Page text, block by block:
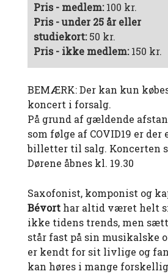
Pris - medlem:100 kr.
Pris - under 25 år eller
studiekort:50 kr.
Pris - ikke medlem:150 kr.
BEMÆRK: Der kan kun
koncert i forsalg.
På grund af gældende
som følge af COVID19 er
billetter til salg. Koncerten
Dørene åbnes kl. 19.30
Saxofonist, komponist og
Bévort har altid været helt
ikke tidens trends, men
står fast på sin musikalske
er kendt for sit livlige og
kan høres i mange